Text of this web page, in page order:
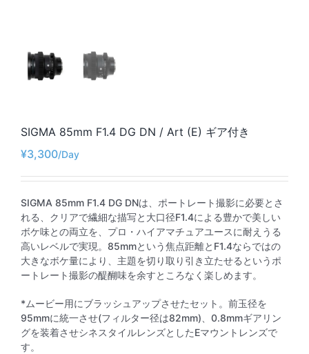
SIGMA 85mm F1.4 DG DN / Art (E) ギア付き
¥3,300
SIGMA 85mm F1.4 DG DNは、ポートレート撮影に必要とさ
れる、クリアで繊細な描写と大口径F1.4による豊かで美しい
ボケ味との両立を、プロ・ハイアマチュアユースに耐えうる
高いレベルで実現。85mmという焦点距離とF1.4ならではの
大きなボケ量により、主題を切り取り引き立たせるというポ
ートレート撮影の醍醐味を余すところなく楽しめます。
*ムービー用にブラッシュアップさせたセット。前玉径を
95mmに統一させ(フィルター径は82mm)、0.8mmギアリン
グを装着させシネスタイルレンズとしたEマウントレンズで
す。